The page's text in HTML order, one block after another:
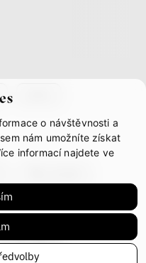
o návštěvnosti a
nám umožníte získat
informací najdete ve
pravidla – o světě
jedno procento
Slačálkem,
Palanským,
Trlifajovou
Rákosník
Slačálek
Trlifajová
Smejkalová